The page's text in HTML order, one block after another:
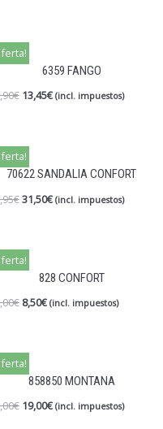
6359 FANGO
€ 13,45€ (incl. impuestos)
70622 SANDALIA CONFORT
€31,50€ (incl. impuestos)
828 CONFORT
€ 8,50€ (incl. impuestos)
858850 MONTANA
€ 19,00€ (incl. impuestos)